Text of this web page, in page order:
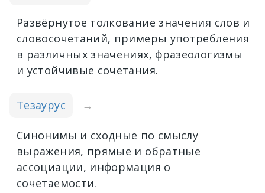
Развёрнутое толкование значения слов и
словосочетаний, примеры употребления
в различных значениях, фразеологизмы
и устойчивые сочетания.
Тезаурус →
Синонимы и сходные по смыслу
выражения, прямые и обратные
ассоциации, информация о
сочетаемости.